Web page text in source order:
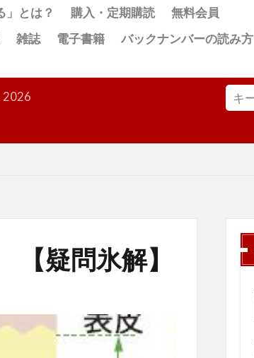
」とは？ 購入・定期購読
無料会員
雑誌 電子書籍
バックナンバーの読み方
2026
疑問氷解】
検索